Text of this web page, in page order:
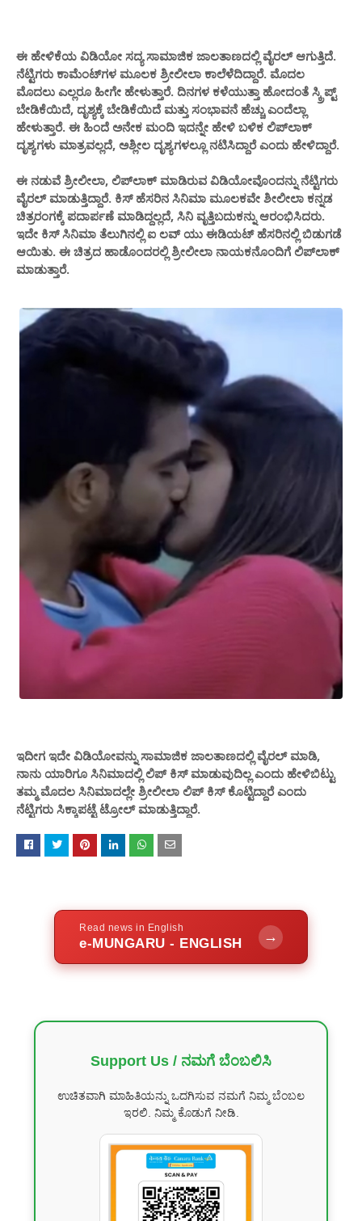
ಈ ಹೇಳಿಕೆಯ ವಿಡಿಯೋ ಸದ್ಯ ಸಾಮಾಜಿಕ ಜಾಲತಾಣದಲ್ಲಿ ವೈರಲ್ ಆಗುತ್ತಿದೆ.
ನೆಟ್ಟಿಗರು ಕಾಮೆಂಟ್‌ಗಳ ಮೂಲಕ ಶ್ರೀಲೀಲಾ ಕಾಲೆಳೆದಿದ್ದಾರೆ. ಮೊದಲ
ಮೊದಲು ಎಲ್ಲರೂ ಹೀಗೇ ಹೇಳುತ್ತಾರೆ. ದಿನಗಳ ಕಳೆಯುತ್ತಾ ಹೋದಂತೆ ಸ್ಕ್ರಿಪ್ಟ್
ಬೇಡಿಕೆಯಿದೆ, ದೃಶ್ಯಕ್ಕೆ ಬೇಡಿಕೆಯಿದೆ ಮತ್ತು ಸಂಭಾವನೆ ಹೆಚ್ಚು ಎಂದೆಲ್ಲಾ
ಹೇಳುತ್ತಾರೆ. ಈ ಹಿಂದೆ ಅನೇಕ ಮಂದಿ ಇದನ್ನೇ ಹೇಳಿ ಬಳಿಕ ಲಿಪ್‌ಲಾಕ್
ದೃಶ್ಯಗಳು ಮಾತ್ರವಲ್ಲದೆ, ಅಶ್ಲೀಲ ದೃಶ್ಯಗಳಲ್ಲೂ ನಟಿಸಿದ್ದಾರೆ ಎಂದು ಹೇಳಿದ್ದಾರೆ.
ಈ ನಡುವೆ ಶ್ರೀಲೀಲಾ, ಲಿಪ್‌ಲಾಕ್ ಮಾಡಿರುವ ವಿಡಿಯೋವೊಂದನ್ನು ನೆಟ್ಟಿಗರು
ವೈರಲ್ ಮಾಡುತ್ತಿದ್ದಾರೆ. ಕಿಸ್ ಹೆಸರಿನ ಸಿನಿಮಾ ಮೂಲಕವೇ ಶೀಲೀಲಾ ಕನ್ನಡ
ಚಿತ್ರರಂಗಕ್ಕೆ ಪದಾರ್ಪಣೆ ಮಾಡಿದ್ದಲ್ಲದೆ, ಸಿನಿ ವೃತ್ತಿಬದುಕನ್ನು ಆರಂಭಿಸಿದರು.
ಇದೇ ಕಿಸ್ ಸಿನಿಮಾ ತೆಲುಗಿನಲ್ಲಿ ಐ ಲವ್ ಯು ಈಡಿಯಟ್ ಹೆಸರಿನಲ್ಲಿ ಬಿಡುಗಡೆ
ಆಯಿತು. ಈ ಚಿತ್ರದ ಹಾಡೊಂದರಲ್ಲಿ ಶ್ರೀಲೀಲಾ ನಾಯಕನೊಂದಿಗೆ ಲಿಪ್‌ಲಾಕ್
ಮಾಡುತ್ತಾರೆ.
ಇದೀಗ ಇದೇ ವಿಡಿಯೋವನ್ನು ಸಾಮಾಜಿಕ ಜಾಲತಾಣದಲ್ಲಿ ವೈರಲ್ ಮಾಡಿ,
ನಾನು ಯಾರಿಗೂ ಸಿನಿಮಾದಲ್ಲಿ ಲಿಪ್ ಕಿಸ್ ಮಾಡುವುದಿಲ್ಲ ಎಂದು ಹೇಳಿಬಿಟ್ಟು
ತಮ್ಮ ಮೊದಲ ಸಿನಿಮಾದಲ್ಲೇ ಶ್ರೀಲೀಲಾ ಲಿಪ್ ಕಿಸ್ ಕೊಟ್ಟಿದ್ದಾರೆ ಎಂದು
ನೆಟ್ಟಿಗರು ಸಿಕ್ಕಾಪಟ್ಟೆ ಟ್ರೋಲ್ ಮಾಡುತ್ತಿದ್ದಾರೆ.
Read news in English
e-MUNGARU - ENGLISH →
Support Us / ನಮಗೆ ಬೆಂಬಲಿಸಿ
ಉಚಿತವಾಗಿ ಮಾಹಿತಿಯನ್ನು ಒದಗಿಸುವ ನಮಗೆ ನಿಮ್ಮ ಬೆಂಬಲ
ಇರಲಿ. ನಿಮ್ಮ ಕೊಡುಗೆ ನೀಡಿ.